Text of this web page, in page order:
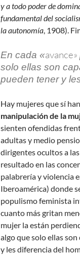
y a todo poder de
fundamental del
la autonomía, 1908).
En cada «avance»
solo ellas son
pueden tener y
Hay mujeres que sí
manipulación de la
sienten ofendidas
adultas y medio
dirigentes ocultos a
resultado en las
palabrería y violencia
Iberoamérica) donde
populismo feminista
cuanto más gritan
mujer la están
algo que solo ellas
y les diferencia del